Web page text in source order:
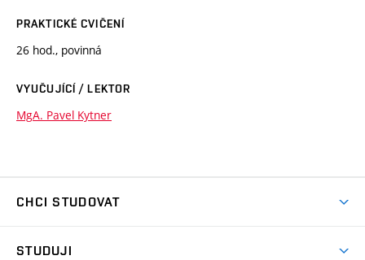
PRAKTICKÉ CVIČENÍ
26 hod., povinná
VYUČUJÍCÍ / LEKTOR
MgA. Pavel Kytner
CHCI STUDOVAT
STUDUJI